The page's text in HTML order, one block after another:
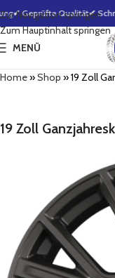
Zur Navigation springen
Zum Hauptinhalt springen
✔ Geprüfte Qualität✔
MENÜ
Home»Shop »19 Zoll
19 Zoll